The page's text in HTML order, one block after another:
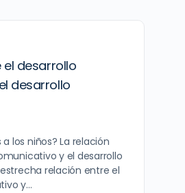
el desarrollo
desarrollo
los niños? La relación
y el desarrollo
relación entre el
y…